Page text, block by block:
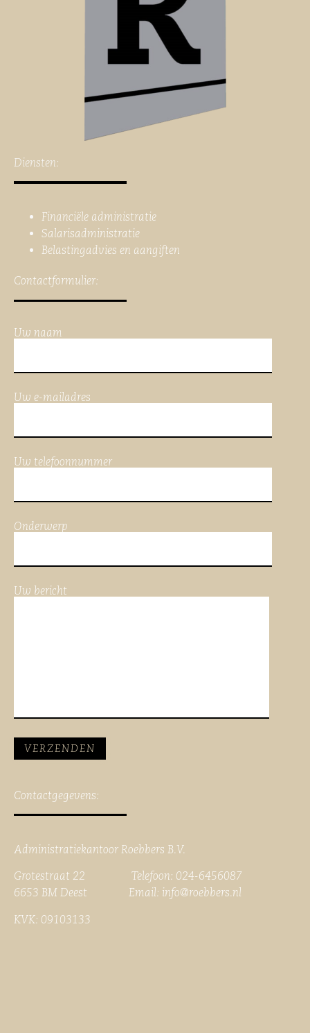
Diensten:
Financiële administratie
Salarisadministratie
Belastingadvies en aangiften
Contactformulier:
Uw naam
Uw e-mailadres
Uw telefoonnummer
Onderwerp
Uw bericht
Contactgegevens:
Administratiekantoor Roebbers B.V.
Grotestraat 22 Telefoon: 024-6456087
6653 BM Deest Email: info@roebbers.nl
KVK: 09103133